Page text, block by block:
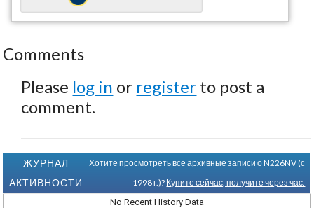
Comments
Please log in or register to post a
comment.
ЖУРНАЛ
АКТИВНОСТИ
Хотите просмотреть все архивные записи о N226NV (с
1998 г.)? Купите сейчас, получите через час.
No Recent History Data